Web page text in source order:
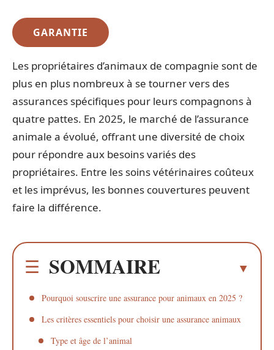
GARANTIE
Les propriétaires d’animaux de compagnie sont de
plus en plus nombreux à se tourner vers des
assurances spécifiques pour leurs compagnons à
quatre pattes. En 2025, le marché de l’assurance
animale a évolué, offrant une diversité de choix
pour répondre aux besoins variés des
propriétaires. Entre les soins vétérinaires coûteux
et les imprévus, les bonnes couvertures peuvent
faire la différence.
SOMMAIRE
Pourquoi souscrire une assurance pour animaux en 2025 ?
Les critères essentiels pour choisir une assurance animaux
Type et âge de l’animal